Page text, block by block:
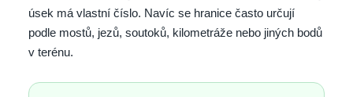
úsek má vlastní číslo. Navíc se hranice často určují
podle mostů, jezů, soutoků, kilometráže nebo jiných bodů
v terénu.